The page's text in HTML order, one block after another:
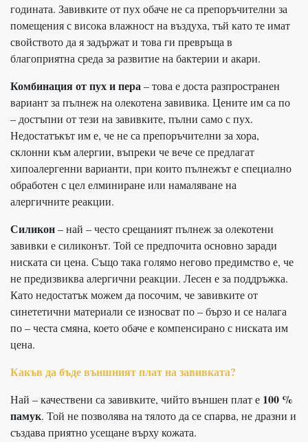
годината. Завивките от пух обаче не са препоръчителни за
помещения с висока влажност на въздуха, тъй като те имат
свойството да я задържат и това ги превръща в
благоприятна среда за развитие на бактерии и акари.
Комбинация от пух и пера– това е доста разпространен
вариант за пълнеж на олекотена завивика. Цените им са по
– достъпни от тези на завивките, пълни само с пух.
Недостатъкът им е, че не са препоръчителни за хора,
склонни към алергии, въпреки че вече се предлагат
хипоалергенни варианти, при които пълнежът е специално
обработен с цел елминиране или намаляване на
алергичните реакции.
Силикон– най – често срещаният пълнеж за олекотени
завивки е силиконът. Той се предпочита основно заради
ниската си цена. Също така голямо негово предимство е, че
не предизвиква алергични реакции. Лесен е за поддръжка.
Като недостатък можем да посочим, че завивките от
синететични материали се износват по – бързо и се налага
по – честа смяна, което обаче е компенсирано с ниската им
цена.
Какъв да бъде външният плат на завивката?
Най – качествени са завивките, чийто външен плат е 100 %
памук. Той не позволява на тялото да се спарва, не дразни и
създава приятно усещане върху кожата.